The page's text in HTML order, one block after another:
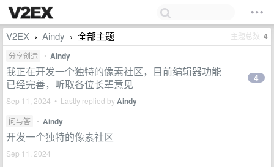
V2EX › Aindy › 全部主题 主题总数 4
分享创造 • Aindy
我正在开发一个独特的像素社区，目前编辑器功能
已经完善，听取各位长辈意见
Sep 11, 2024 • Lastly replied byAindy
4
问与答 • Aindy
开发一个独特的像素社区
Sep 11, 2024